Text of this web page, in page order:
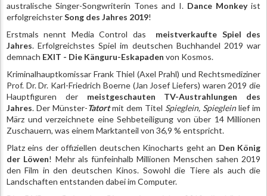
australische Singer-Songwriterin Tones and I. Dance Monkeyist
erfolgreichsterSong des Jahres 2019!
Erstmals nennt Media Control das meistverkaufte Spiel des
Jahres. Erfolgreichstes Spiel im deutschen Buchhandel 2019 war
demnach EXIT - Die Känguru-Eskapaden von Kosmos.
Kriminalhauptkomissar Frank Thiel (Axel Prahl) und Rechtsmediziner
Prof. Dr. Dr. Karl-Friedrich Boerne (Jan Josef Liefers) waren 2019 die
Hauptfiguren der meistgeschauten TV-Austrahlungen
des
Jahres. Der Münster-Tatortmit dem Titel Spieglein, Spiegleinlief im
März und verzeichnete eine Sehbeteiligung von über 14 Millionen
Zuschauern, was einem Marktanteil von 36,9 % entspricht.
Platz eins der offiziellen deutschen Kinocharts geht an Den König
der Löwen! Mehr als fünfeinhalb Millionen Menschen sahen 2019
den Film in den deutschen Kinos. Sowohl die Tiere als auch die
Landschaften entstanden dabei im Computer.